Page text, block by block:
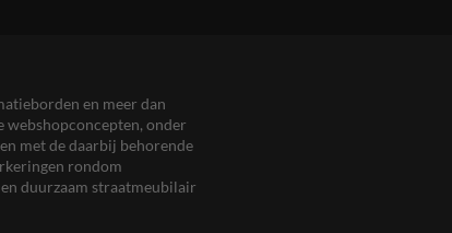
en meer dan
webshopconcepten, onder
met de daarbij behorende
rondom
duurzaam straatmeubilair